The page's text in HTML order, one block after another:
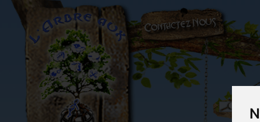
L'Arbre aux 100.000 Rêves